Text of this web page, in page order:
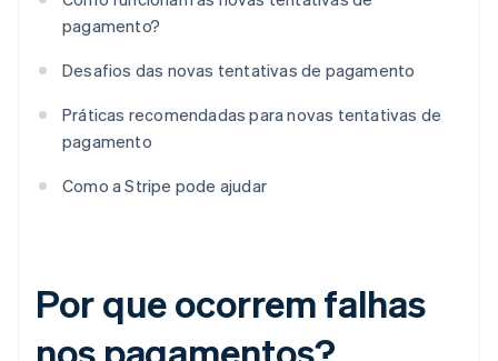
pagamento?
Desafios das novas tentativas de pagamento
Práticas recomendadas para novas tentativas de
pagamento
Como a Stripe pode ajudar
Por que ocorrem falhas